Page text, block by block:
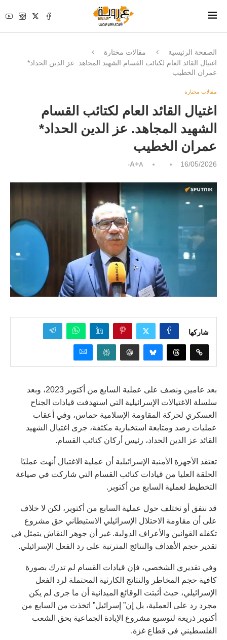
الصفحة الرئيسية
مقالات مختارة
اغتيال القائد العام لكتائب القسام الشهيد المجاهد. عز الدين الحداد*
عمران الخطيب
مقالات مختارة
اغتيال القائد العام لكتائب القسام
الشهيد المجاهد. عز الدين الحداد*
عمران الخطيب
16/05/2026
A+A-
شاركها
بعد عامين ونصف على عملية السابع من أكتوبر 2023، وبعد
سلسلة الاغتيالات الإسرائيلية التي استهدفت قيادات الجناح
العسكري لحركة المقاومة الإسلامية حماس، وفي أعقاب
عمليات رصد ومتابعة استخبارية مكثفة، جرى اغتيال الشهيد
القائد عز الدين الحداد، رئيس أركان كتائب القسام.
تعتقد الأجهزة الأمنية الإسرائيلية أن عملية الاغتيال أنهت عمليًا
الحلقة العليا من قيادات كتائب القسام التي شاركت في صياغة
التخطيط لعملية السابع من أكتوبر.
قد نتفق أو نختلف حول عملية السابع من أكتوبر، لكن لا خلاف
على أن مقاومة الاحتلال الإسرائيلي الاستيطاني حق مشروع
تكفله القوانين والأعراف الدولية. غير أن جوهر النقاش يتمثل في
تقدير حجم الأهداف والنتائج المترتبة على رد الفعل الإسرائيلي.
وفي تقديري الشخصي، فإن قيادات القسام لم تدرك بصورة
كافية حجم المخاطر والنتائج الكارثية المحتملة لرد الفعل
الإسرائيلي، حيث أثبتت الوقائع الميدانية أن ما جرى لم يكن
مجرد رد على العملية، بل إن” إسرائيل” اتخذت من السابع من
أكتوبر ذريعة لتوسيع مشروع الإبادة الجماعية بحق الشعب
الفلسطيني في قطاع غزة.